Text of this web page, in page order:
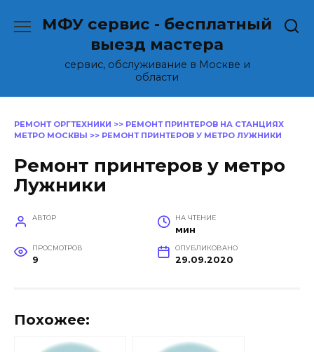
МФУ сервис - бесплатный
выезд мастера
сервис, обслуживание в Москве и
области
РЕМОНТ ОРГТЕХНИКИ >> РЕМОНТ ПРИНТЕРОВ НА СТАНЦИЯХ
МЕТРО МОСКВЫ >> РЕМОНТ ПРИНТЕРОВ У МЕТРО ЛУЖНИКИ
Ремонт принтеров у метро
Лужники
АВТОР НА ЧТЕНИЕ
мин
ПРОСМОТРОВ
9
ОПУБЛИКОВАНО
29.09.2020
Похожее: